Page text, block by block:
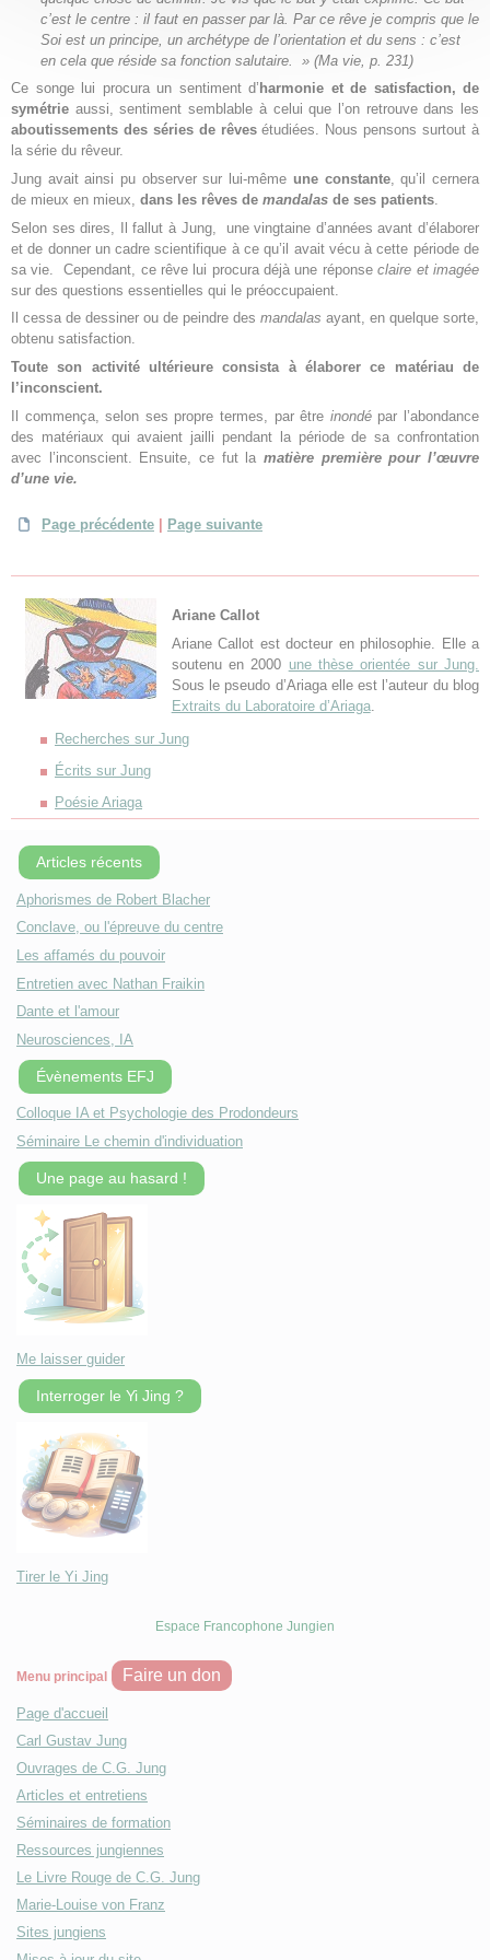
c’est le centre : il faut en passer par là. Par ce rêve je compris que le
Soi est un principe, un archétype de l’orientation et du sens : c’est
en cela que réside sa fonction salutaire.
» (Ma vie, p. 231)
Ce songe lui procura un sentiment d’ harmonie et de satisfaction, de
symétrie aussi, sentiment semblable à celui que l’on retrouve dans les
aboutissements des séries de rêvesétudiées. Nous pensons surtout à
la série du rêveur.
Jung avait ainsi pu observer sur lui-même une constante, qu’il cernera
de mieux en mieux, dans les rêves de mandalas de ses patients.
Selon ses dires, Il fallut à Jung, une vingtaine d’années avant d’élaborer
et de donner un cadre scientifique à ce qu’il avait vécu à cette période de
sa vie. Cependant, ce rêve lui procura déjà une réponseclaire et imagée
sur des questions essentielles qui le préoccupaient.
Il cessa de dessiner ou de peindre des mandalas ayant, en quelque sorte,
obtenu satisfaction.
Toute son activité ultérieure consista à élaborer ce matériau de
l’inconscient.
Il commença, selon ses propre termes, par être inondépar l’abondance
des matériaux qui avaient jailli pendant la période de sa confrontation
avec l’inconscient. Ensuite, ce fut la matière première pour l’œuvre
d’une vie.
Page précédente Page suivante
Ariane Callot
Ariane Callot est docteur en philosophie. Elle a
soutenu en 2000 une thèse orientée sur Jung.
Sous le pseudo d’Ariaga elle est l’auteur du blog
Extraits du Laboratoire d’Ariaga.
Recherches sur Jung
Écrits sur Jung
Poésie Ariaga
Articles récents
Aphorismes de Robert Blacher
Conclave, ou l'épreuve du centre
Les affamés du pouvoir
Entretien avec Nathan Fraikin
Dante et l'amour
Neurosciences, IA
Évènements EFJ
Colloque IA et Psychologie des Prodondeurs
Séminaire Le chemin d'individuation
Une page au hasard !
Me laisser guider
Interroger le Yi Jing ?
Tirer le Yi Jing
Espace Francophone Jungien
Menu principal Faire un don
Page d'accueil
Carl Gustav Jung
Ouvrages de C.G. Jung
Articles et entretiens
Séminaires de formation
Ressources jungiennes
Le Livre Rouge de C.G. Jung
Marie-Louise von Franz
Sites jungiens